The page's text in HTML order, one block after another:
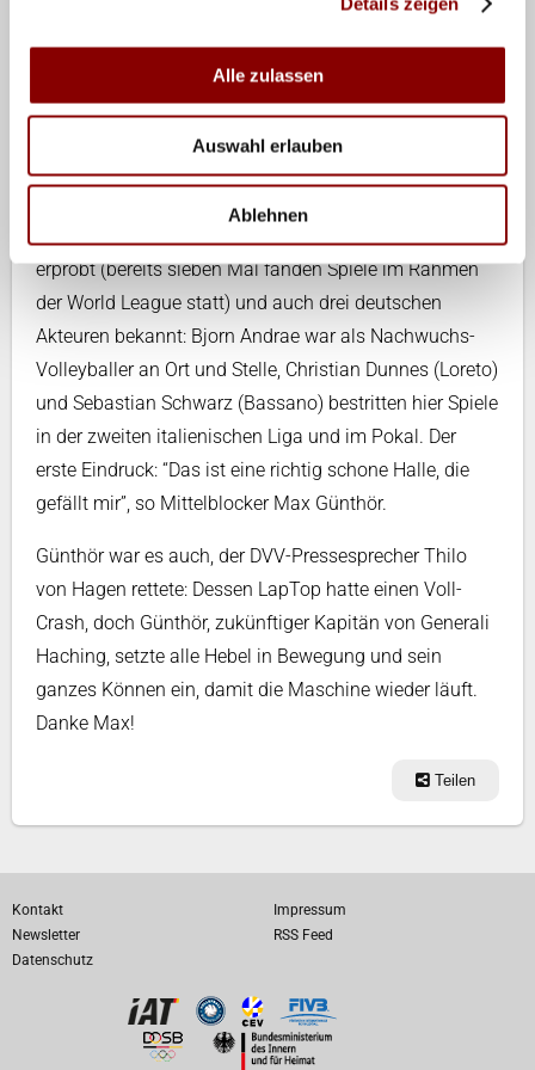
Alle zulassen
Auswahl erlauben
Ablehnen
nicht überraschen, wenn dies die Zentren der nächsten
Tage werden…
Nach der Ankunft gab es um 12.15 Uhr Mittagessen,
danach die von allen ersehnte Bettruhe. Eine Ball-
(16.30 – 18.00) und Krafteinheit (18.00 – 19.00 Uhr)
erprobt (bereits sieben Mal fanden Spiele im Rahmen
der World League statt) und auch drei deutschen
Akteuren bekannt: Bjorn Andrae war als Nachwuchs-
Volleyballer an Ort und Stelle, Christian Dunnes (Loreto)
und Sebastian Schwarz (Bassano) bestritten hier Spiele
in der zweiten italienischen Liga und im Pokal. Der
erste Eindruck: “Das ist eine richtig schone Halle, die
gefällt mir”, so Mittelblocker Max Günthör.
Günthör war es auch, der DVV-Pressesprecher Thilo
von Hagen rettete: Dessen LapTop hatte einen Voll-
Crash, doch Günthör, zukünftiger Kapitän von Generali
Haching, setzte alle Hebel in Bewegung und sein
ganzes Können ein, damit die Maschine wieder läuft.
Danke Max!
Teilen
Kontakt
Impressum
Newsletter
RSS Feed
Datenschutz